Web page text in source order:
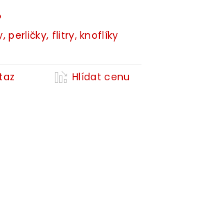
perličky, flitry, knoflíky
Hlídat cenu